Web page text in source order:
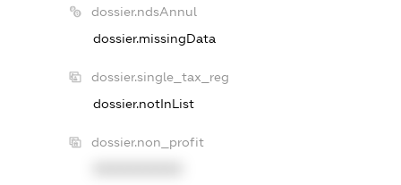
dossier.ndsAnnul
dossier.missingData
dossier.single_tax_reg
dossier.notInList
dossier.non_profit